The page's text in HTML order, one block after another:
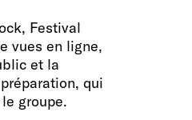
Festival
vues en ligne,
et la
qui
groupe.